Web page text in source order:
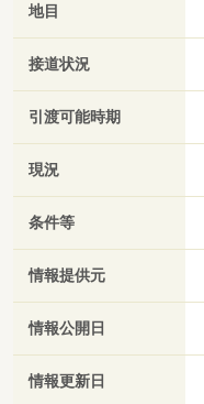
地目
接道状況
引渡可能時期
現況
条件等
情報提供元
情報公開日
情報更新日